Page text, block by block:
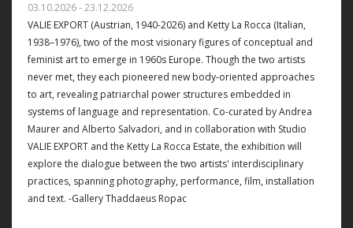
03.10.2026 - 23.12.2026
VALIE EXPORT (Austrian, 1940-2026) and Ketty La Rocca (Italian,
1938–1976), two of the most visionary figures of conceptual and
feminist art to emerge in 1960s Europe. Though the two artists
never met, they each pioneered new body-oriented approaches
to art, revealing patriarchal power structures embedded in
systems of language and representation. Co-curated by Andrea
Maurer and Alberto Salvadori, and in collaboration with Studio
VALIE EXPORT and the Ketty La Rocca Estate, the exhibition will
explore the dialogue between the two artists' interdisciplinary
practices, spanning photography, performance, film, installation
and text. -Gallery Thaddaeus Ropac